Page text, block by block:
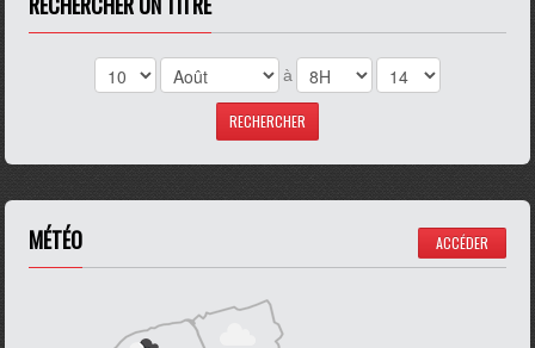
à
MÉTÉO ACCÉDER